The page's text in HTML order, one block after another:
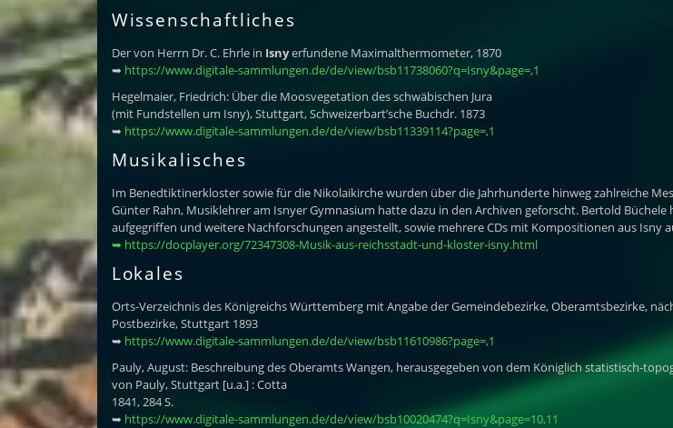
Wissenschaftliches
Der von Herrn Dr. C. Ehrle in Isnyerfundene Maximalthermometer, 1870
➥ https://www.digitale-sammlungen.de/de/view/bsb11738060?q=Isny&page=,1
Hegelmaier, Friedrich: Über die Moosvegetation des schwäbischen Jura
(mit Fundstellen um Isny), Stuttgart, Schweizerbart’sche Buchdr. 1873
➥ https://www.digitale-sammlungen.de/de/view/bsb11339114?page=,1
Musikalisches
Im Benedtiktinerkloster sowie für die Nikolaikirche wurden über die Jahrhunderte hinweg zahlreiche
Günter Rahn, Musiklehrer am Isnyer Gymnasium hatte dazu in den Archiven geforscht. Bertold Büchele
aufgegriffen und weitere Nachforschungen angestellt, sowie mehrere CDs mit Kompositionen aus Isny
➥ https://docplayer.org/72347308-Musik-aus-reichsstadt-und-kloster-isny.html
Lokales
Orts-Verzeichnis des Königreichs Württemberg mit Angabe der Gemeindebezirke, Oberamtsbezirke,
Postbezirke, Stuttgart 1893
➥ https://www.digitale-sammlungen.de/de/view/bsb11610986?page=,1
Pauly, August: Beschreibung des Oberamts Wangen, herausgegeben von dem Königlich statistisch-
von Pauly, Stuttgart [u.a.] : Cotta
1841, 284 S.
➥ https://www.digitale-sammlungen.de/de/view/bsb10020474?q=Isny&page=10,11